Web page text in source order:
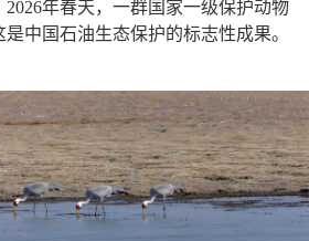
年春天，一群国家一级保护动物
中国石油生态保护的标志性成果。